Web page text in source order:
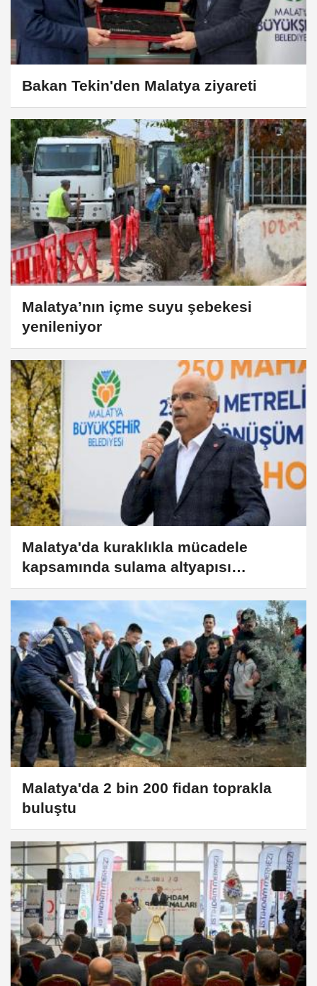
Bakan Tekin'den Malatya ziyareti
Malatya’nın içme suyu şebekesi
yenileniyor
Malatya'da kuraklıkla mücadele
kapsamında sulama altyapısı
güçlendiriliyor
Malatya'da 2 bin 200 fidan toprakla
buluştu